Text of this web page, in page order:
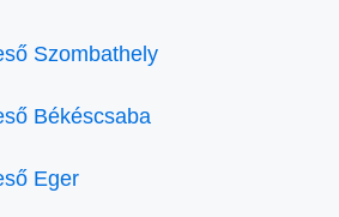
Szombathely
Békéscsaba
Eger